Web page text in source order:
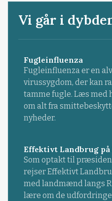
Vi går i
Fugleinfluenza
Fugleinfluenza er en
virussygdom, der kan
tamme fugle. Læs med
om alt fra
nyheder.
Effektivt Landbrug på
Som optakt til
rejser Effektivt
med landmænd langs
lære om de